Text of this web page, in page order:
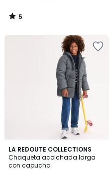
5
/
LA REDOUTE COLLECTIONS
Chaqueta acolchada larga
con capucha
5
/
5
2
Colores